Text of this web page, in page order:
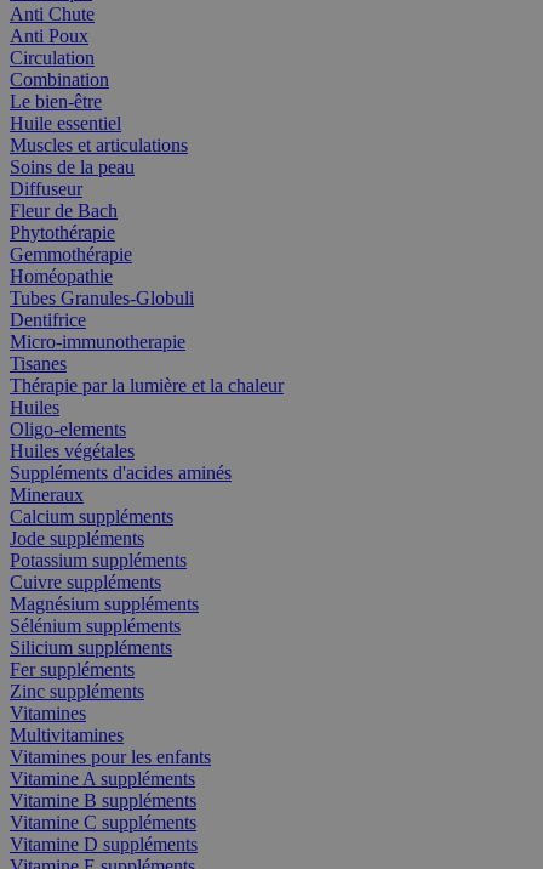
Anti Chute
Anti Poux
Circulation
Combination
Le bien-être
Huile essentiel
Muscles et articulations
Soins de la peau
Diffuseur
Fleur de Bach
Phytothérapie
Gemmothérapie
Homéopathie
Tubes Granules-Globuli
Dentifrice
Micro-immunotherapie
Tisanes
Thérapie par la lumière et la chaleur
Huiles
Oligo-elements
Huiles végétales
Suppléments d'acides aminés
Mineraux
Calcium suppléments
Jode suppléments
Potassium suppléments
Cuivre suppléments
Magnésium suppléments
Sélénium suppléments
Silicium suppléments
Fer suppléments
Zinc suppléments
Vitamines
Multivitamines
Vitamines pour les enfants
Vitamine A suppléments
Vitamine B suppléments
Vitamine C suppléments
Vitamine D suppléments